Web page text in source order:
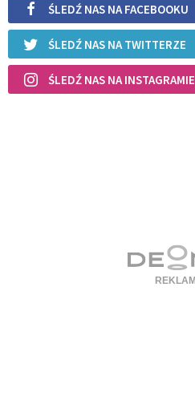
ŚLEDŹ NAS NA FACEBOOKU
ŚLEDŹ NAS NA TWITTERZE
ŚLEDŹ NAS NA INSTAGRAMIE